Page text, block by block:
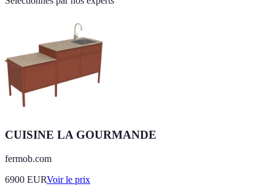
CUISINE LA GOURMANDE
fermob.com
6900 EURVoir le prix